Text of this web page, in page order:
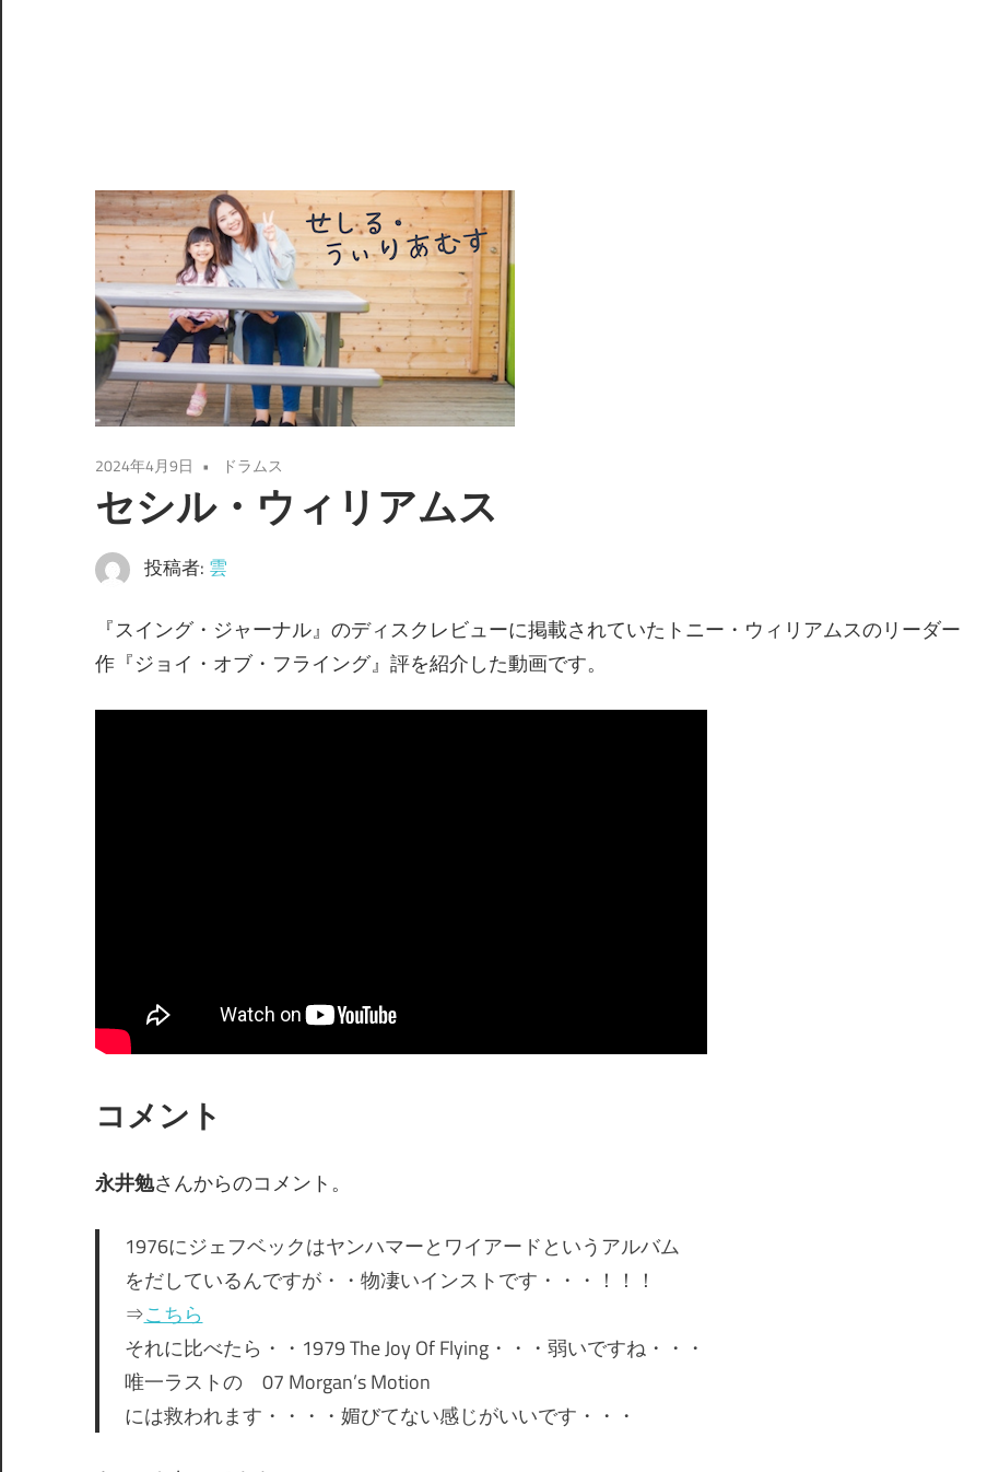
2024年4月9日 ドラムス
セシル・ウィリアムス
投稿者: 雲
『スイング・ジャーナル』のディスクレビューに掲載されていたトニー・ウィリアムスのリーダー
作『ジョイ・オブ・フライング』評を紹介した動画です。
コメント
永井勉さんからのコメント。
1976にジェフベックはヤンハマーとワイアードというアルバム
をだしているんですが・・物凄いインストです・・・！！！
⇒こちら
それに比べたら・・1979 The Joy Of Flying・・・弱いですね・・・
唯一ラストの 07 Morgan’s Motion
には救われます・・・・媚びてない感じがいいです・・・